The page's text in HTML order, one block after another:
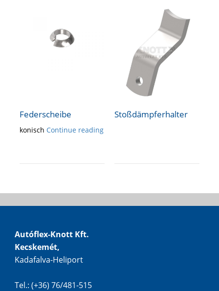
Federscheibe
konisch Continue reading
Stoßdämpferhalter
Autóflex-Knott Kft.
Kecskemét,
Kadafalva-Heliport
Tel.: (+36) 76/481-515